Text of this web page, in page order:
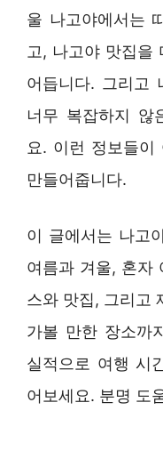
울 나고야에서는
고, 나고야 맛집을
어듭니다. 그리고
너무 복잡하지 않
요. 이런 정보들이
만들어줍니다.
이 글에서는 나고
여름과 겨울, 혼자
스와 맛집, 그리고
가볼 만한 장소까
실적으로 여행 시
어보세요. 분명 도